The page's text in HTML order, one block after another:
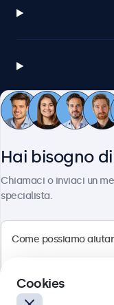
Hai bisogno
Chiamaci o inviaci un
specialista.
Cookies